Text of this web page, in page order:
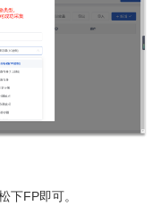
下FP即可。